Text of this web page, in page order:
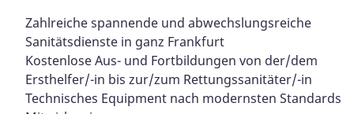
Zahlreiche spannende und abwechslungsreiche
Sanitätsdienste in ganz Frankfurt
Kostenlose Aus- und Fortbildungen von der/dem
Ersthelfer/-in bis zur/zum Rettungssanitäter/-in
Technisches Equipment nach modernsten Standards